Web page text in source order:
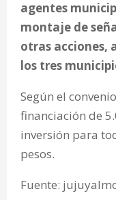
agentes
montaje de
otras acciones,
los tres
Según el
financiación de
inversión para
pesos.
Fuente: